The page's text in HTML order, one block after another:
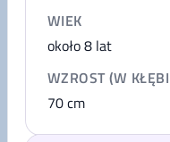
WIEK
około 8 lat
WZROST (W
70cm